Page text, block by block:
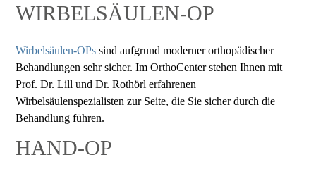
WIRBELSÄULEN-OP
Wirbelsäulen-OPs sind aufgrund moderner orthopädischer
Behandlungen sehr sicher. Im OrthoCenter stehen Ihnen mit
Prof. Dr. Lill und Dr. Rothörl erfahrenen
Wirbelsäulenspezialisten zur Seite, die Sie sicher durch die
Behandlung führen.
HAND-OP